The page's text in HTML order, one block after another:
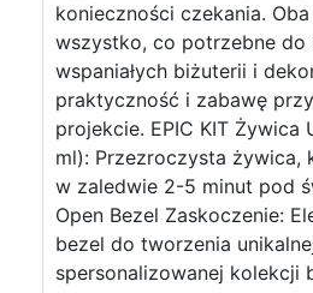
konieczności czekania.
wszystko, co potrzebne do
wspaniałych biżuterii i
praktyczność i zabawę
projekcie. EPIC KIT Żywica
ml): Przezroczysta żywica,
w zaledwie 2-5 minut pod
Open Bezel Zaskoczenie:
bezel do tworzenia
spersonalizowanej kolekcji